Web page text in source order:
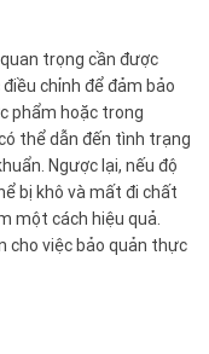
trọng cần được
chỉnh để đảm bảo
phẩm hoặc trong
thể dẫn đến tình trạng
Ngược lại, nếu độ
bị khô và mất đi chất
một cách hiệu quả.
cho việc bảo quản thực